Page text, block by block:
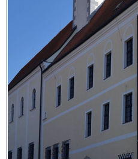
PROGRAM
APRÍL 2016
Zriaďovateľom Západoslovenského
BUDOVA NA MÚZEJNOM NÁM.
tel.033/5512913, 033/5512 911
mail: zsmuzeum@zupa-tt.sk
info: www.zsmuzeum.sk
SAKRÁLNE PAMIATKY